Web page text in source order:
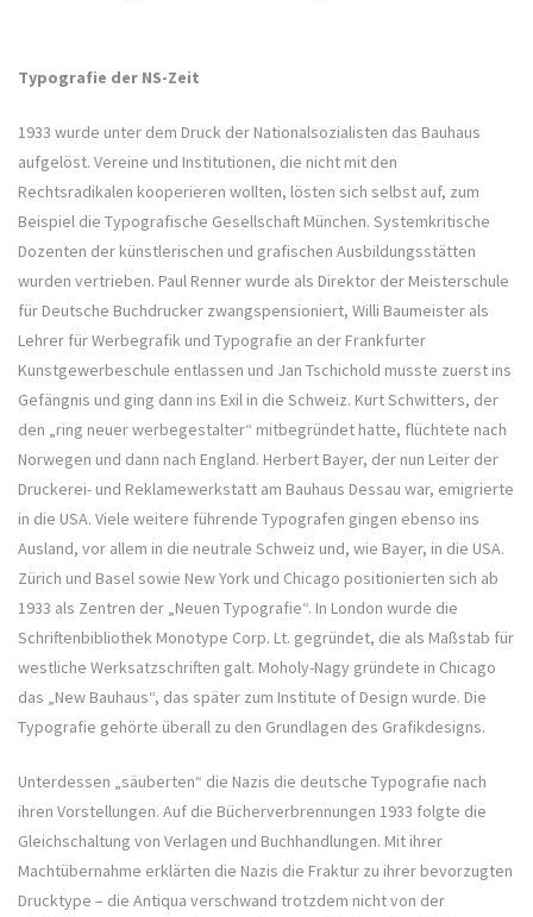
Typografie der NS-Zeit
1933 wurde unter dem Druck der Nationalsozialisten das Bauhaus
aufgelöst. Vereine und Institutionen, die nicht mit den
Rechtsradikalen kooperieren wollten, lösten sich selbst auf, zum
Beispiel die Typografische Gesellschaft München. Systemkritische
Dozenten der künstlerischen und grafischen Ausbildungsstätten
wurden vertrieben. Paul Renner wurde als Direktor der Meisterschule
für Deutsche Buchdrucker zwangspensioniert, Willi Baumeister als
Lehrer für Werbegrafik und Typografie an der Frankfurter
Kunstgewerbeschule entlassen und Jan Tschichold musste zuerst ins
Gefängnis und ging dann ins Exil in die Schweiz. Kurt Schwitters, der
den „ring neuer werbegestalter“ mitbegründet hatte, flüchtete nach
Norwegen und dann nach England. Herbert Bayer, der nun Leiter der
Druckerei- und Reklamewerkstatt am Bauhaus Dessau war, emigrierte
in die USA. Viele weitere führende Typografen gingen ebenso ins
Ausland, vor allem in die neutrale Schweiz und, wie Bayer, in die USA.
Zürich und Basel sowie New York und Chicago positionierten sich ab
1933 als Zentren der „Neuen Typografie“. In London wurde die
Schriftenbibliothek Monotype Corp. Lt. gegründet, die als Maßstab für
westliche Werksatzschriften galt. Moholy-Nagy gründete in Chicago
das „New Bauhaus“, das später zum Institute of Design wurde. Die
Typografie gehörte überall zu den Grundlagen des Grafikdesigns.
Unterdessen „säuberten“ die Nazis die deutsche Typografie nach
ihren Vorstellungen. Auf die Bücherverbrennungen 1933 folgte die
Gleichschaltung von Verlagen und Buchhandlungen. Mit ihrer
Machtübernahme erklärten die Nazis die Fraktur zu ihrer bevorzugten
Drucktype – die Antiqua verschwand trotzdem nicht von der